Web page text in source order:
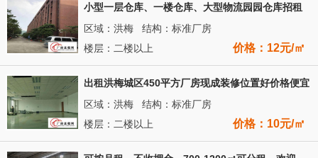
小型一层仓库、一楼仓库、大型物流园园仓库招租
区域：洪梅 结构：标准厂房
楼层：二楼以上
价格：12元/㎡
出租洪梅城区450平方厂房现成装修位置好价格便宜
区域：洪梅 结构：标准厂房
楼层：二楼以上
价格：10元/㎡